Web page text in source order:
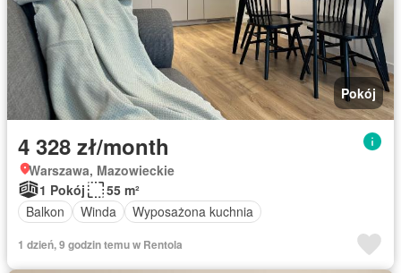
Pokój
4 328 zł/month
Warszawa, Mazowieckie
1 Pokój
55 m²
Balkon
Winda Wyposażona kuchnia
1 dzień, 9 godzin temu w Rentola